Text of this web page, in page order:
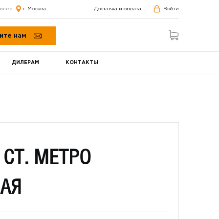
г. Москва Доставка и оплата Войти
нам
ДИЛЕРАМ КОНТАКТЫ
МЕТРО